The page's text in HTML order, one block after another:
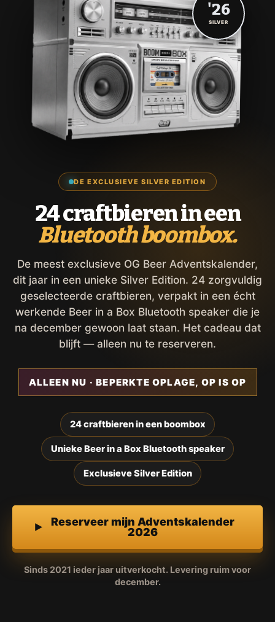
DE EXCLUSIEVE SILVER EDITION
24 craftbieren in een
Bluetooth boombox.
De meest exclusieve OG Beer Adventskalender,
dit jaar in een unieke Silver Edition. 24 zorgvuldig
geselecteerde craftbieren, verpakt in een écht
werkende Beer in a Box Bluetooth speaker die je
na december gewoon laat staan. Het cadeau dat
blijft — alleen nu te reserveren.
ALLEEN NU · BEPERKTE OPLAGE, OP IS OP
24 craftbieren in een boombox
Unieke Beer in a Box Bluetooth speaker
Exclusieve Silver Edition
Reserveer mijn Adventskalender
2026
Sinds 2021 ieder jaar uitverkocht. Levering ruim voor
december.
'26
SILVER